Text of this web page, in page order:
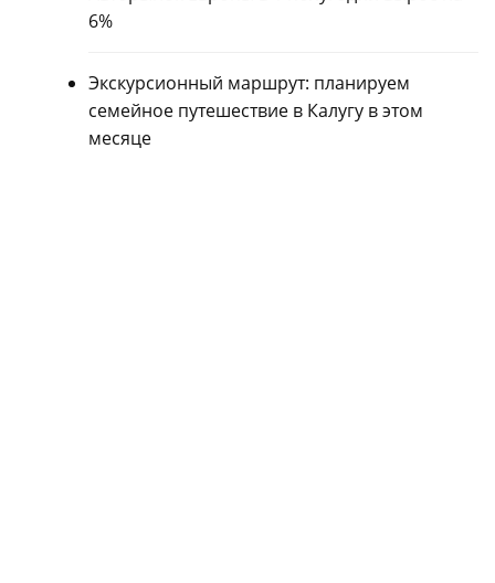
6%
Экскурсионный маршрут: планируем
семейное путешествие в Калугу в этом
месяце